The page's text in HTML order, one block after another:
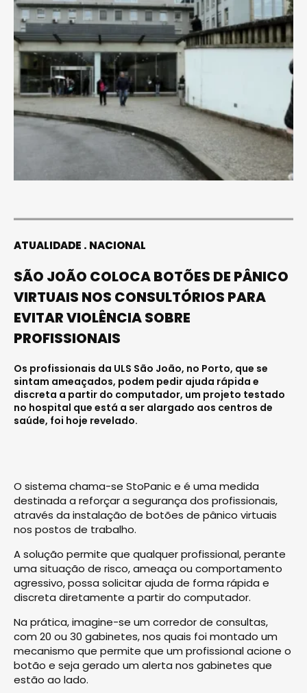
ATUALIDADE NACIONAL
SÃO JOÃO COLOCA BOTÕES DE PÂNICO
VIRTUAIS NOS CONSULTÓRIOS PARA
EVITAR VIOLÊNCIA SOBRE
PROFISSIONAIS
Os profissionais da ULS São João, no Porto, que se
sintam ameaçados, podem pedir ajuda rápida e
discreta a partir do computador, um projeto testado
no hospital que está a ser alargado aos centros de
saúde, foi hoje revelado.
O sistema chama-se StoPanic e é uma medida
destinada a reforçar a segurança dos profissionais,
através da instalação de botões de pânico virtuais
nos postos de trabalho.
A solução permite que qualquer profissional, perante
uma situação de risco, ameaça ou comportamento
agressivo, possa solicitar ajuda de forma rápida e
discreta diretamente a partir do computador.
Na prática, imagine-se um corredor de consultas,
com 20 ou 30 gabinetes, nos quais foi montado um
mecanismo que permite que um profissional acione o
botão e seja gerado um alerta nos gabinetes que
estão ao lado.